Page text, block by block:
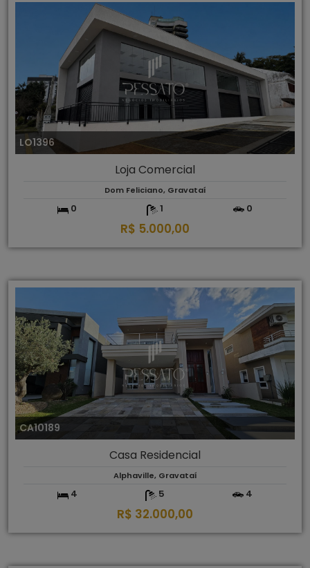
LO1396
Loja Comercial
Dom Feliciano, Gravataí
0 1 0
R$ 5.000,00
CA10189
Casa Residencial
Alphaville, Gravataí
4 5 4
R$ 32.000,00